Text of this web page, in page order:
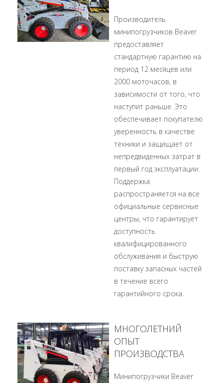
Производитель
минипогрузчиков Beaver
предоставляет
стандартную гарантию на
период 12 месяцев или
2000 моточасов, в
зависимости от того, что
наступит раньше. Это
обеспечивает покупателю
уверенность в качестве
техники и защищает от
непредвиденных затрат в
первый год эксплуатации.
Поддержка
распространяется на все
официальные сервисные
центры, что гарантирует
доступность
квалифицированного
обслуживания и быструю
поставку запасных частей
в течение всего
гарантийного срока.
МНОГОЛЕТНИЙ
ОПЫТ
ПРОИЗВОДСТВА
Минипогрузчики Beaver